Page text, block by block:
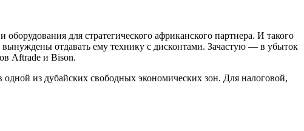
для стратегического африканского партнера. И такого
вынуждены отдавать ему технику с дисконтами. Зачастую — в убыток
Aftrade и Bison.
из дубайских свободных экономических зон. Для налоговой,